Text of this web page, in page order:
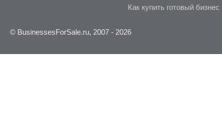
Как купить готовый бизнес
© BusinessesForSale.ru, 2007 - 2026